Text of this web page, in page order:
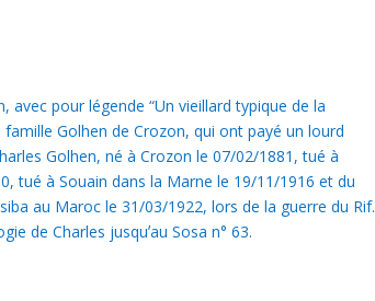
avec pour légende “Un vieillard typique de la
famille Golhen de Crozon, qui ont payé un lourd
Golhen, né à Crozon le 07/02/1881, tué à
tué à Souain dans la Marne le 19/11/1916 et du
au Maroc le 31/03/1922, lors de la guerre du Rif.
de Charles jusquʼau Sosa n° 63.